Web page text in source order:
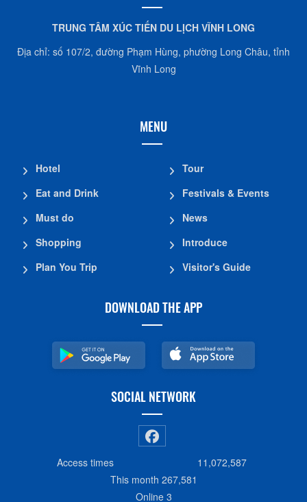
TRUNG TÂM XÚC TIẾN DU LỊCH VĨNH LONG
Địa chỉ: số 107/2, đường Phạm Hùng, phường Long Châu, tỉnh
Vĩnh Long
MENU
Hotel
Eat and Drink
Must do
Shopping
Plan You Trip
Tour
Festivals & Events
News
Introduce
Visitor's Guide
DOWNLOAD THE APP
SOCIAL NETWORK
Access times
11,072,587
This month 267,581
Online 3